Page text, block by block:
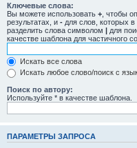
Ключевые слова:
Вы можете использовать + , чтобы
результатах, и - для слов, которых
разделить слова символом | для
качестве шаблона для частичного
Искать все слова
Искать любое слово/поиск с
Поиск по автору:
Используйте * в качестве шаблона.
ПАРАМЕТРЫ ЗАПРОСА